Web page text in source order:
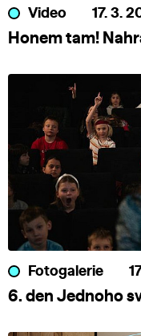
Video 17. 3.
Honem tam!
Fotogalerie
6. den Jednoho